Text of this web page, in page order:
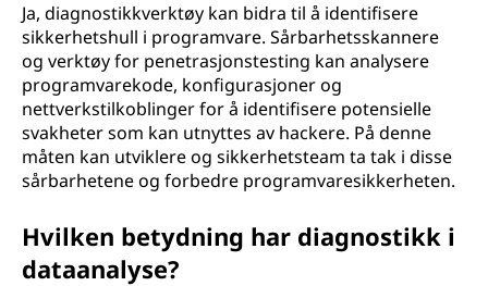
Ja, diagnostikkverktøy kan bidra til å identifisere
sikkerhetshull i programvare. Sårbarhetsskannere
og verktøy for penetrasjonstesting kan analysere
programvarekode, konfigurasjoner og
nettverkstilkoblinger for å identifisere potensielle
svakheter som kan utnyttes av hackere. På denne
måten kan utviklere og sikkerhetsteam ta tak i disse
sårbarhetene og forbedre programvaresikkerheten.
Hvilken betydning har diagnostikk i
dataanalyse?